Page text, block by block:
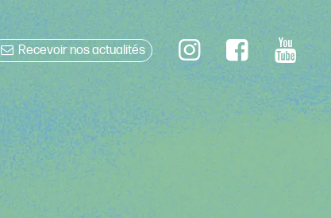
Recevoir nos actualités